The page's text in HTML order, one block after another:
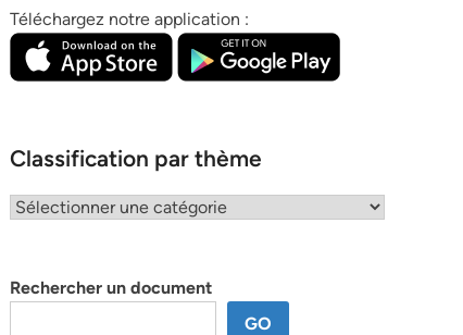
Téléchargez notre application :
Classification par thème
Classification
Rechercher un document
GO